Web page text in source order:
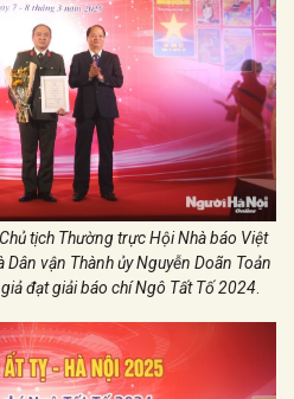
tịch Thường trực Hội Nhà báo Việt
vận Thành ủy Nguyễn Doãn Toản
đạt giải báo chí Ngô Tất Tố 2024